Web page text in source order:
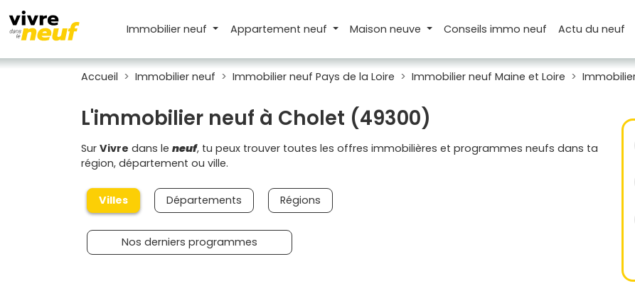
Immobilier neuf Appartement neuf Maison neuve Conseilsimmo neuf Actudu neuf
Accueil Immobilier neuf Immobilier neuf Pays de la Loire Immobilier neuf Maine et Loire
L'immobilier neuf à Cholet (49300)
Sur Vivre dans le neuf, tu peux trouver toutes les offres immobilières et programmes neufs dans ta
région, département ou ville.
Villes Départements Régions
Nos derniers programmes